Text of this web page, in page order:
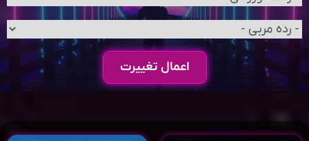
اعمال تغییرت